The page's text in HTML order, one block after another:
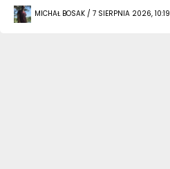
MICHAŁ BOSAK / 7 SIERPNIA 2026, 10:19